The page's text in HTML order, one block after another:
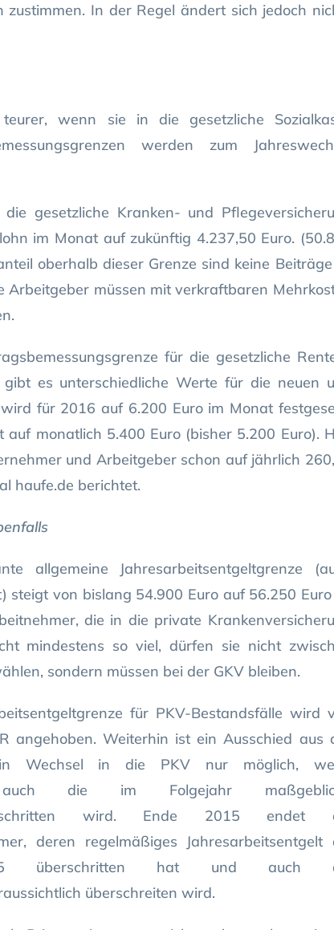
In der Regel ändert sich jedoch
wenn sie in die gesetzliche
werden zum
gesetzliche Kranken- und
im Monat auf zukünftig 4.237,50 Euro.
oberhalb dieser Grenze sind keine
Arbeitgeber müssen mit verkraftbaren
für die gesetzliche
es unterschiedliche Werte für die neuen
für 2016 auf 6.200 Euro im Monat
auf monatlich 5.400 Euro (bisher 5.200 Euro).
und Arbeitgeber schon auf jährlich
haufe.de berichtet.
allgemeine Jahresarbeitsentgeltgrenze
steigt von bislang 54.900 Euro auf 56.250
die in die private
mindestens so viel, dürfen sie nicht
sondern müssen bei der GKV bleiben.
für PKV-Bestandsfälle wird
angehoben. Weiterhin ist ein Ausschied aus
Wechsel in die PKV nur möglich,
auch die im Folgejahr
wird. Ende 2015 endet
deren regelmäßiges Jahresarbeitsentgelt
2015 überschritten hat und auch
überschreiten wird.